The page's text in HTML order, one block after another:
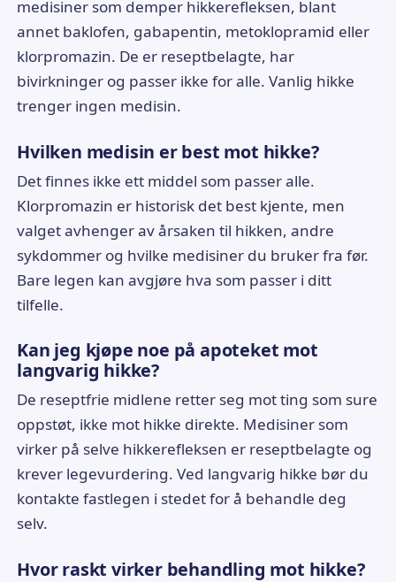
medisiner som demper hikkerefleksen, blant
annet baklofen, gabapentin, metoklopramid eller
klorpromazin. De er reseptbelagte, har
bivirkninger og passer ikke for alle. Vanlig hikke
trenger ingen medisin.
Hvilken medisin er best mot hikke?
Det finnes ikke ett middel som passer alle.
Klorpromazin er historisk det best kjente, men
valget avhenger av årsaken til hikken, andre
sykdommer og hvilke medisiner du bruker fra før.
Bare legen kan avgjøre hva som passer i ditt
tilfelle.
Kan jeg kjøpe noe på apoteket mot
langvarig hikke?
De reseptfrie midlene retter seg mot ting som sure
oppstøt, ikke mot hikke direkte. Medisiner som
virker på selve hikkerefleksen er reseptbelagte og
krever legevurdering. Ved langvarig hikke bør du
kontakte fastlegen i stedet for å behandle deg
selv.
Hvor raskt virker behandling mot hikke?